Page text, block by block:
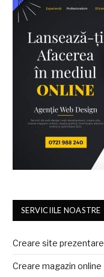
SERVICIILE NOASTRE
Creare site prezentare
Creare magazin online